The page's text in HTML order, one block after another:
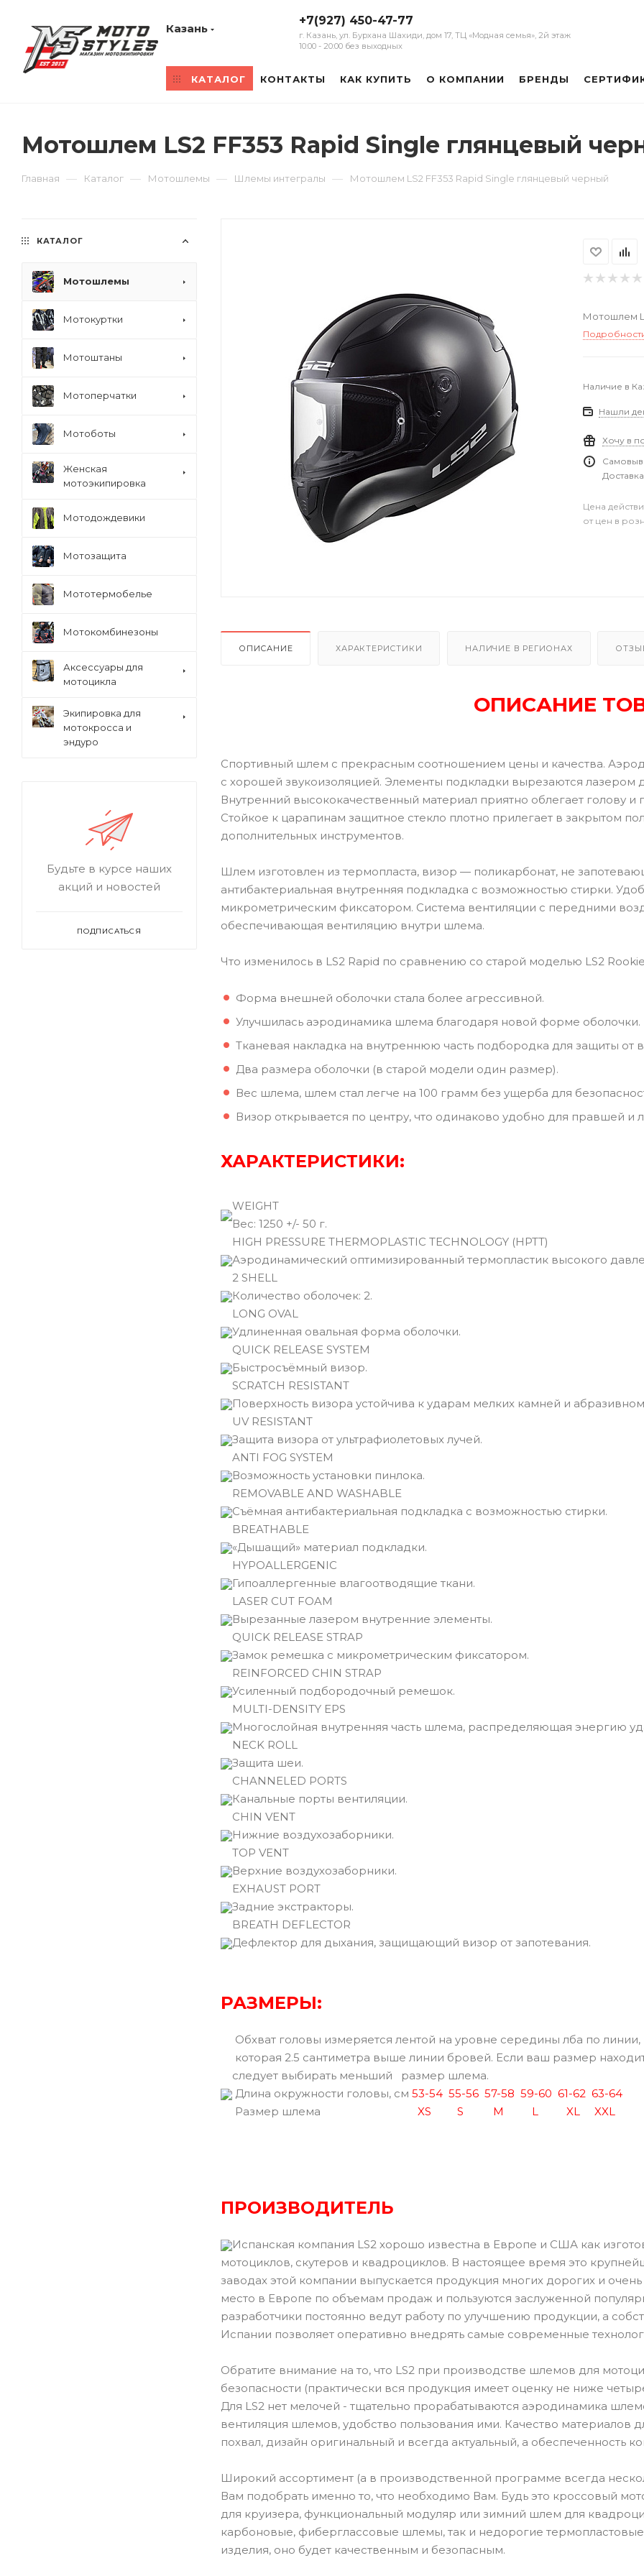
Казань
+7(927) 450-47-77
г. Казань, ул. Бурхана Шахиди, дом 17, ТЦ «Модная семья», 2й этаж
10:00 - 20:00 без выходных
КАТАЛОГ КОНТАКТЫ КАК КУПИТЬ О КОМПАНИИ БРЕНДЫ
Мотошлем LS2 FF353 Rapid Single глянцевый
Главная — Каталог — Мотошлемы — Шлемы интегралы — Мотошлем LS2 FF353 Rapid Single глянцевый черный
Мотошлем
Наличие в
Нашли
Хочу в
Цена
от цен в
ОПИСАНИЕ ХАРАКТЕРИСТИКИ НАЛИЧИЕ В РЕГИОНАХ
ОПИСАНИЕ
Спортивный шлем с прекрасным соотношением цены и качества.
с хорошей звукоизоляцией. Элементы подкладки вырезаются лазером
Внутренний высококачественный материал приятно облегает голову
Стойкое к царапинам защитное стекло плотно прилегает в закрытом
дополнительных инструментов.
Шлем изготовлен из термопласта, визор — поликарбонат, не
антибактериальная внутренняя подкладка с возможностью стирки.
микрометрическим фиксатором. Система вентиляции с передними
обеспечивающая вентиляцию внутри шлема.
Что изменилось в LS2 Rapid по сравнению со старой моделью LS2
Форма внешней оболочки стала более агрессивной.
Улучшилась аэродинамика шлема благодаря новой форме оболочки.
Тканевая накладка на внутреннюю часть подбородка для защиты от
Два размера оболочки (в старой модели один размер).
Вес шлема, шлем стал легче на 100 грамм без ущерба для
Визор открывается по центру, что одинаково удобно для правшей и
ХАРАКТЕРИСТИКИ:
WEIGHT
Вec: 1250 +/- 50 г.
HIGH PRESSURE THERMOPLASTIC TECHNOLOGY (HPTT)
Аэродинамический оптимизированный термопластик высокого
2 SHELL
Количество оболочек: 2.
LONG OVAL
Удлиненная овальная форма оболочки.
QUICK RELEASE SYSTEM
Быстросъёмный визор.
SCRATCH RESISTANT
Поверхность визора устойчива к ударам мелких камней и
UV RESISTANT
Защита визора от ультрафиолетовых лучей.
ANTI FOG SYSTEM
Возможность установки пинлока.
REMOVABLE AND WASHABLE
Съёмная антибактериальная подкладка с возможностью стирки.
BREATHABLE
«Дышащий» материал подкладки.
HYPOALLERGENIC
Гипоаллергенные влагоотводящие ткани.
LASER CUT FOAM
Вырезанные лазером внутренние элементы.
QUICK RELEASE STRAP
Замок ремешка с микрометрическим фиксатором.
REINFORCED CHIN STRAP
Усиленный подбородочный ремешок.
MULTI-DENSITY EPS
Многослойная внутренняя часть шлема, распределяющая энергию
NECK ROLL
Защита шеи.
CHANNELED PORTS
Канальные порты вентиляции.
CHIN VENT
Нижние воздухозаборники.
TOP VENT
Верхние воздухозаборники.
EXHAUST PORT
Задние экстракторы.
BREATH DEFLECTOR
Дефлектор для дыхания, защищающий визор от запотевания.
РАЗМЕРЫ:
Обхват головы измеряется лентой на уровне середины лба по линии,
которая 2.5 сантиметра выше линии бровей. Если ваш размер
следует выбирать меньший размер шлема.
Длина окружности головы, см 53-54 55-56 57-58 59-60 61-62 63-64
Размер шлема
XS S M L XL XXL
ПРОИЗВОДИТЕЛЬ
Испанская компания LS2 хорошо известна в Европе и США как
мотоциклов, скутеров и квадроциклов. В настоящее время это
заводах этой компании выпускается продукция многих дорогих и
место в Европе по объемам продаж и пользуются заслуженной
разработчики постоянно ведут работу по улучшению продукции, а
Испании позволяет оперативно внедрять самые современные
Обратите внимание на то, что LS2 при производстве шлемов для
безопасности (практически вся продукция имеет оценку не ниже
Для LS2 нет мелочей - тщательно прорабатываются аэродинамика
вентиляция шлемов, удобство пользования ими. Качество
похвал, дизайн оригинальный и всегда актуальный, а обеспеченность
Широкий ассортимент (а в производственной программе всегда
Вам подобрать именно то, что необходимо Вам. Будь это кроссовый
для круизера, функциональный модуляр или зимний шлем для
карбоновые, фиберглассовые шлемы, так и недорогие
изделия, оно будет качественным и безопасным.
КАТАЛОГ
Мотошлемы
Мотокуртки
Мотоштаны
Мотоперчатки
Мотоботы
Женская
мотоэкипировка
Мотодождевики
Мотозащита
Мототермобелье
Мотокомбинезоны
Аксессуары для
мотоцикла
Экипировка для
мотокросса и
эндуро
Будьте в курсе наших
акций и новостей
ПОДПИСАТЬСЯ